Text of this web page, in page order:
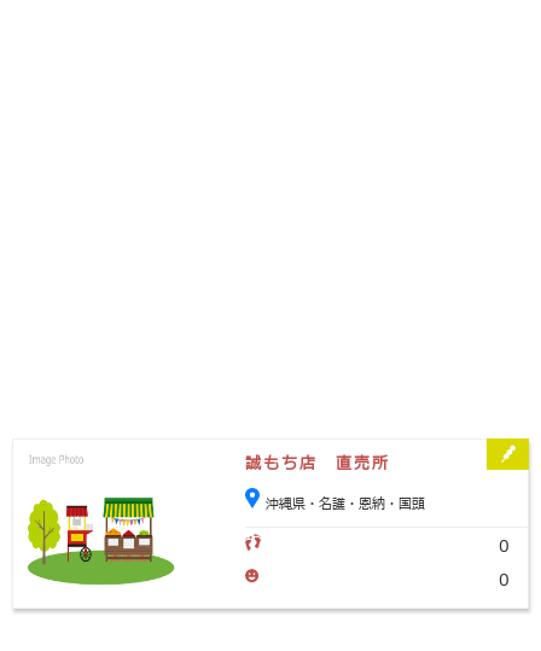
誠もち店 直売所
沖縄県・名護・恩納・国頭
0
0